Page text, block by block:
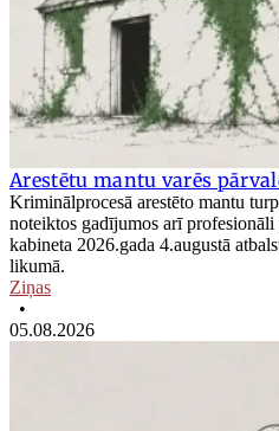
Arestētu mantu varēs
Kriminālprocesā arestēto mantu
noteiktos gadījumos arī
kabineta 2026.gada 4.augustā
likumā.
Ziņas
•
05.08.2026